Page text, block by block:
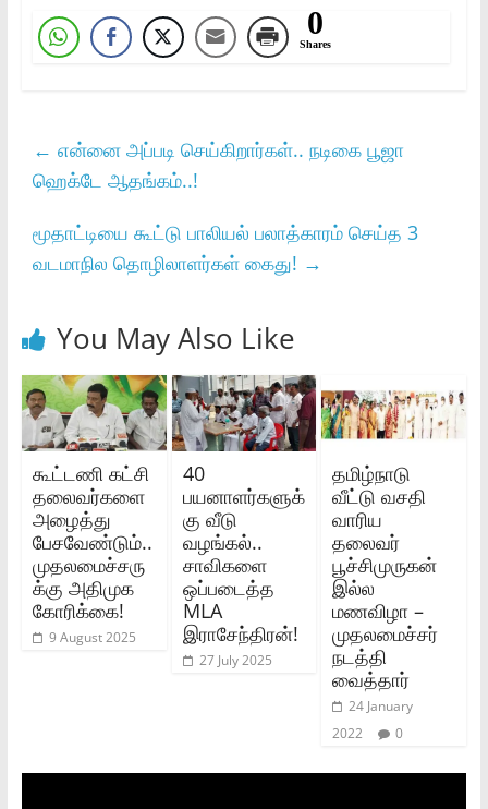
0
Shares
← என்னை அப்படி செய்கிறார்கள்.. நடிகை பூஜா
ஹெக்டே ஆதங்கம்..!
மூதாட்டியை கூட்டு பாலியல் பலாத்காரம் செய்த 3
வடமாநில தொழிலாளர்கள் கைது! →
You May Also Like
கூட்டணி கட்சி
தலைவர்களை
அழைத்து
பேசவேண்டும்..
முதலமைச்சரு
க்கு அதிமுக
கோரிக்கை!
9 August 2025
40
பயனாளர்களுக்
கு வீடு
வழங்கல்..
சாவிகளை
ஒப்படைத்த
MLA
இராசேந்திரன்!
27 July 2025
தமிழ்நாடு
வீட்டு வசதி
வாரிய
தலைவர்
பூச்சிமுருகன்
இல்ல
மணவிழா –
முதலமைச்சர்
நடத்தி
வைத்தார்
24 January
2022
0